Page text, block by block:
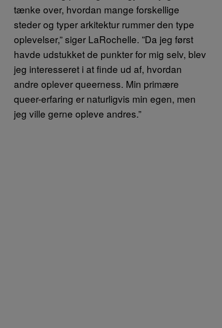
tænke over, hvordan mange forskellige
steder og typer arkitektur rummer den type
oplevelser,” siger LaRochelle. ”Da jeg først
havde udstukket de punkter for mig selv, blev
jeg interesseret i at finde ud af, hvordan
andre oplever queerness. Min primære
queer-erfaring er naturligvis min egen, men
jeg ville gerne opleve andres.”